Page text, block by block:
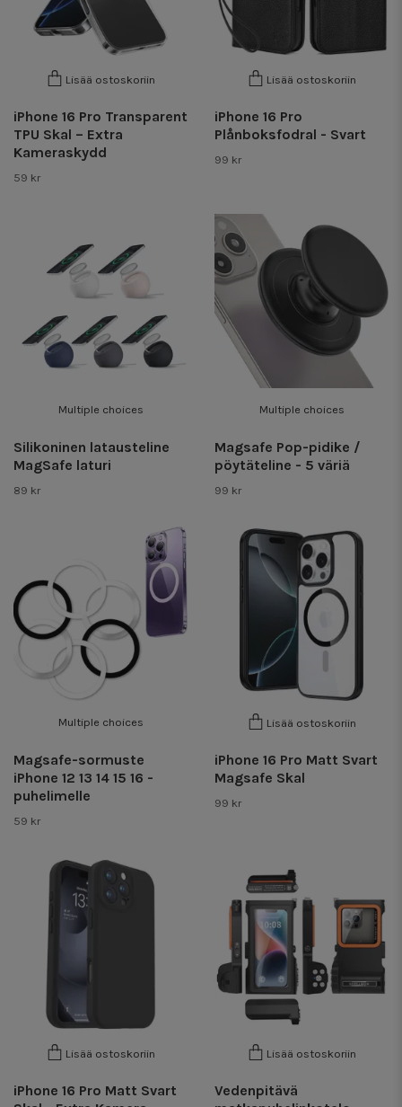
Lisää ostoskoriin
iPhone 16 Pro Transparent
TPU Skal – Extra
Kameraskydd
59 kr
Lisää ostoskoriin
iPhone 16 Pro
Plånboksfodral - Svart
99 kr
Multiple choices
Silikoninen latausteline
MagSafe laturi
89 kr
Multiple choices
Magsafe Pop-pidike /
pöytäteline - 5 väriä
99 kr
Multiple choices
Magsafe-sormuste
iPhone 12 13 14 15 16 -
puhelimelle
59 kr
Lisää ostoskoriin
iPhone 16 Pro Matt Svart
Magsafe Skal
99 kr
Lisää ostoskoriin
iPhone 16 Pro Matt Svart
Lisää ostoskoriin
Vedenpitävä